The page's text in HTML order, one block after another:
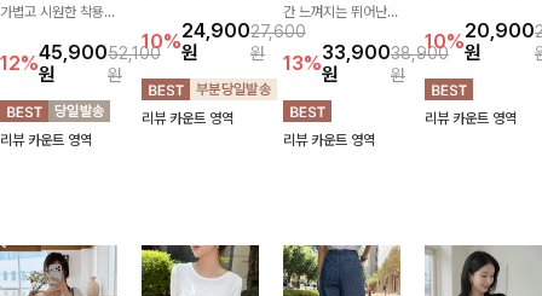
가볍고 시원한 착용감
없이 즐기기 좋은 라
운드 니트 🤍 베이직
한 디자인으로 다양한
하의와 손쉽게 매치되
어 데일리하게 활용하
12%45,900
원
52,100
원
리뷰 카운트 영역
캐주얼하면서도 산뜻
한 무드 살려주는 니
트 가디건 💛 브이넥
라인에 슬림하게 떨어
지는 핏 더해져 단독
10%24,900
원
27,600
원
리뷰 카운트 영역
간 느껴지는 뛰어난
신축성으로 활동량 많
은 날에도 편안하게
🌿 발목이 드러나는
카프리 기장이 다리
라인을 더욱 길고 산
뜻하게 보여주며, 깔
13%33,900
원
38,900
원
리뷰 카운트 영역
맞게 선택할 수 있는
활용도 높은 가디건
🤍 부드러운 착용감
과 베이직한 디자인으
로 단독은 물론 가볍
10%20,900
원
리뷰 카운트 영역